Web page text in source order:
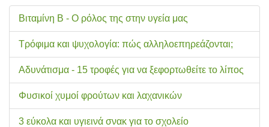
Βιταμίνη Β - Ο ρόλος της στην υγεία μας
Τρόφιμα και ψυχολογία: πώς αλληλοεπηρεάζονται;
Αδυνάτισμα - 15 τροφές για να ξεφορτωθείτε το λίπος
Φυσικοί χυμοί φρούτων και λαχανικών
3 εύκολα και υγιεινά σνακ για το σχολείo